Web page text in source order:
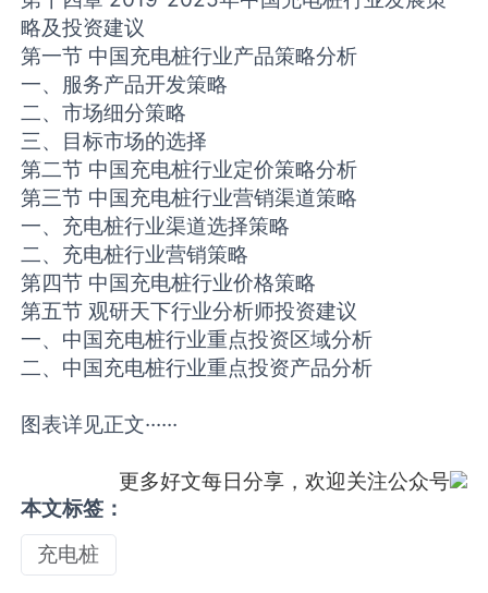
略及投资建议
第一节 中国充电桩行业产品策略分析
一、服务产品开发策略
二、市场细分策略
三、目标市场的选择
第二节 中国充电桩行业定价策略分析
第三节 中国充电桩行业营销渠道策略
一、充电桩行业渠道选择策略
二、充电桩行业营销策略
第四节 中国充电桩行业价格策略
第五节 观研天下行业分析师投资建议
一、中国充电桩行业重点投资区域分析
二、中国充电桩行业重点投资产品分析
图表详见正文······
更多好文每日分享，欢迎关注公众号
本文标签：
充电桩